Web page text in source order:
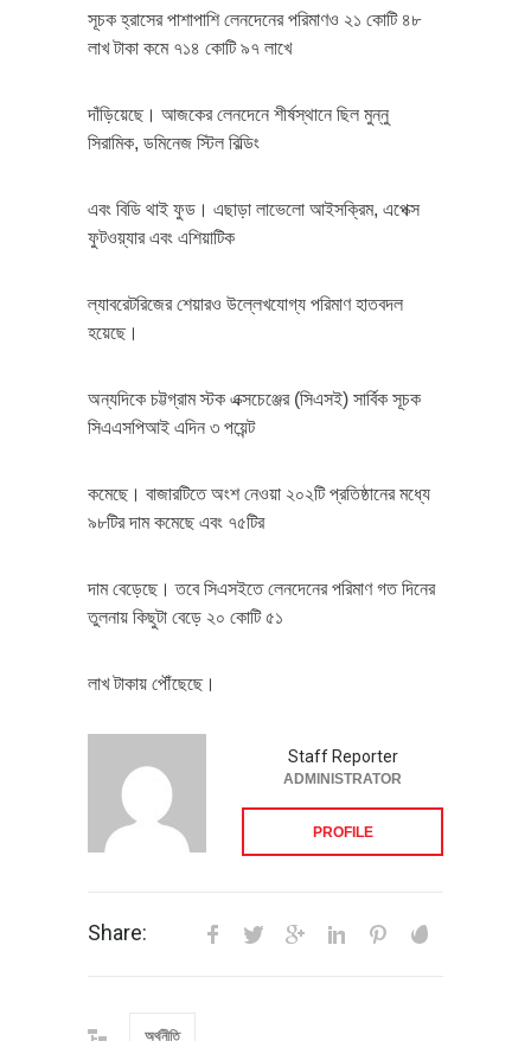
সূচক হ্রাসের পাশাপাশি লেনদেনের পরিমাণও ২১ কোটি ৪৮
লাখ টাকা কমে ৭১৪ কোটি ৯৭ লাখে
দাঁড়িয়েছে। আজকের লেনদেনে শীর্ষস্থানে ছিল মুন্নু
সিরামিক, ডমিনেজ স্টিল বিল্ডিং
এবং বিডি থাই ফুড। এছাড়া লাভেলো আইসক্রিম, এপেক্স
ফুটওয়্যার এবং এশিয়াটিক
ল্যাবরেটরিজের শেয়ারও উল্লেখযোগ্য পরিমাণ হাতবদল
হয়েছে।
অন্যদিকে চট্টগ্রাম স্টক এক্সচেঞ্জের (সিএসই) সার্বিক সূচক
সিএএসপিআই এদিন ৩ পয়েন্ট
কমেছে। বাজারটিতে অংশ নেওয়া ২০২টি প্রতিষ্ঠানের মধ্যে
৯৮টির দাম কমেছে এবং ৭৫টির
দাম বেড়েছে। তবে সিএসইতে লেনদেনের পরিমাণ গত দিনের
তুলনায় কিছুটা বেড়ে ২০ কোটি ৫১
লাখ টাকায় পৌঁছেছে।
Staff Reporter
ADMINISTRATOR
PROFILE
Share:
অর্থনীতি